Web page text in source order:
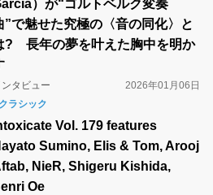
）が“ゴルトベルク変奏
”で魅せた究極の〈音の同化〉と
? 長年の夢を叶えた胸中を明か
ンタビュー
2026年01月06日
クラシック
Vol. 179 features
Sumino, Elis & Tom, Arooj
NieR, Shigeru Kishida,
Oe